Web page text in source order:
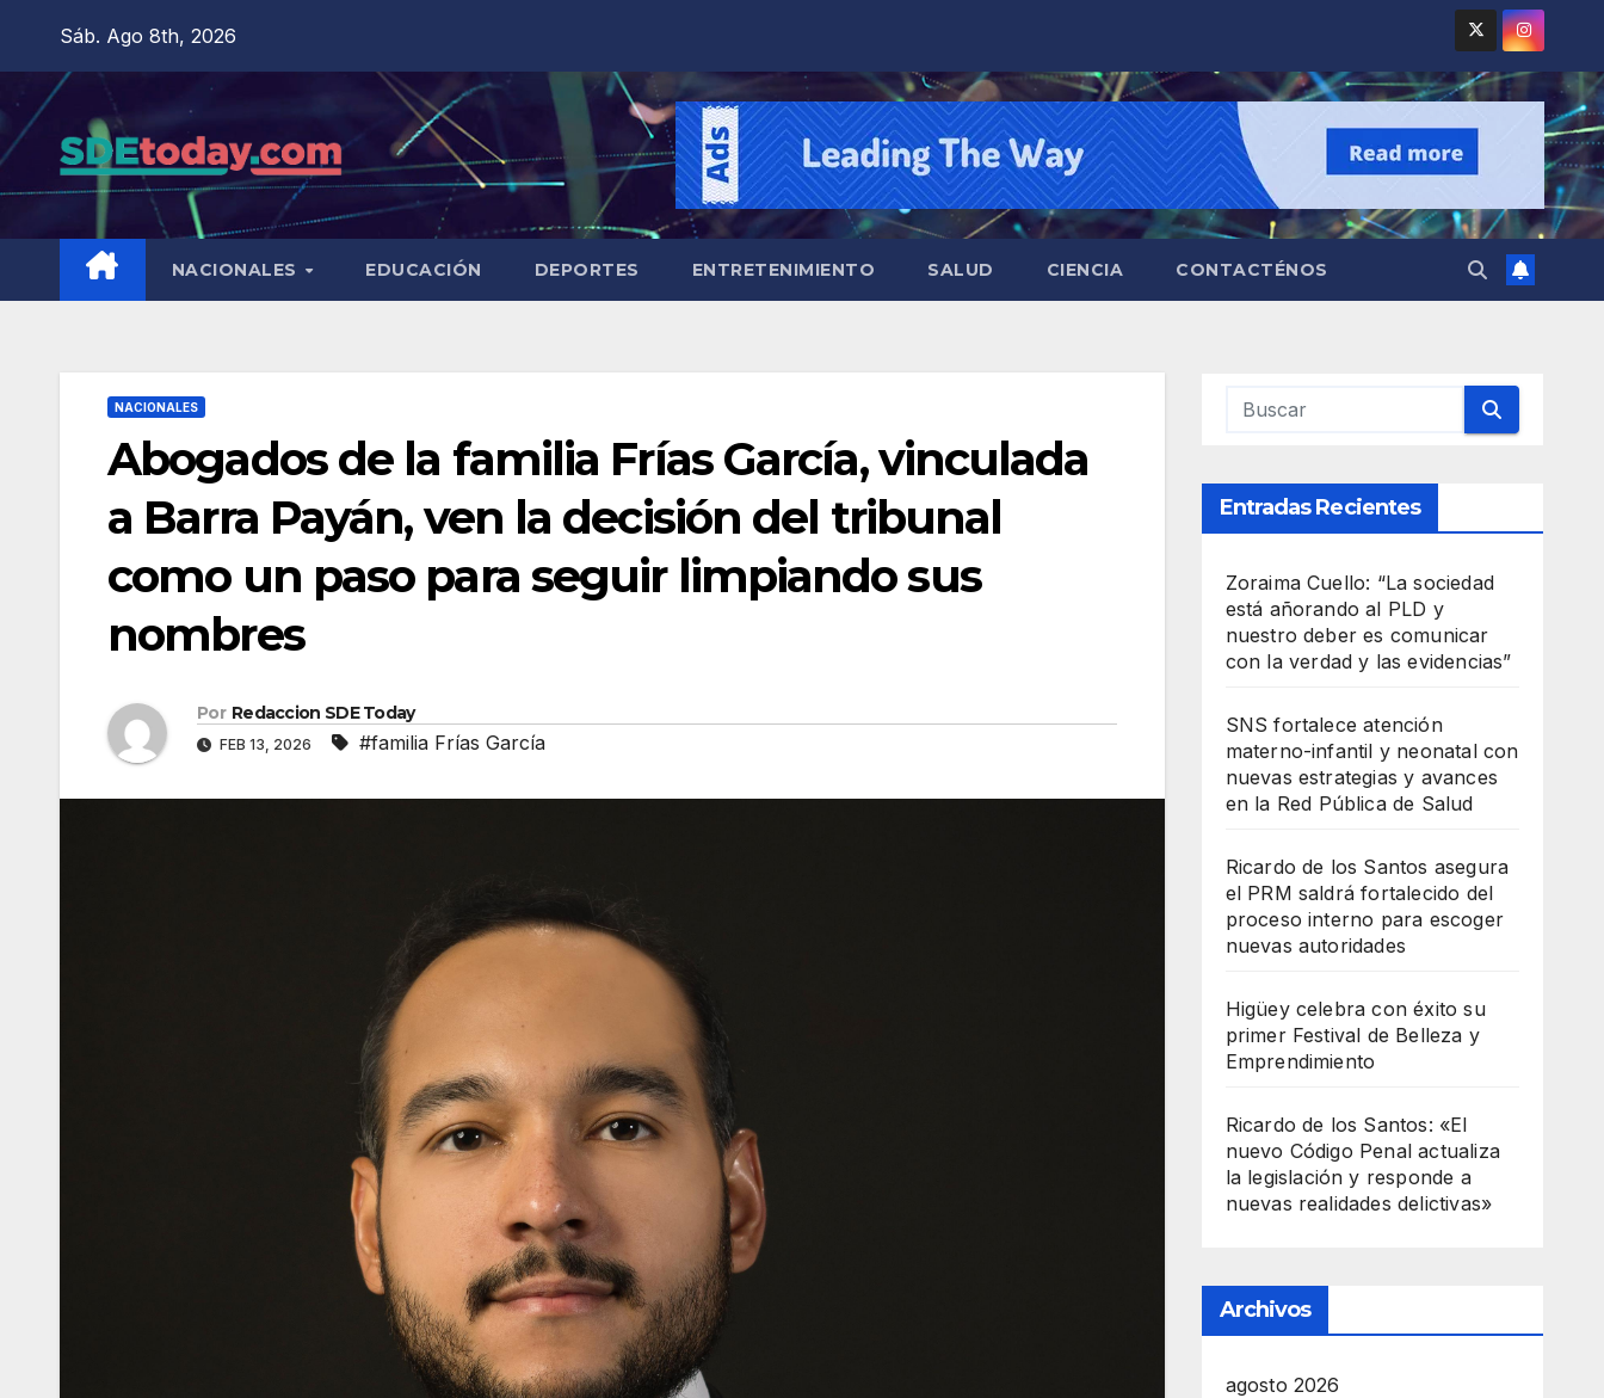
contenido
Sáb. Ago 8th, 2026
NACIONALES EDUCACIÓN DEPORTES ENTRETENIMIENTO SALUD CIENCIA CONTACTÉNOS
NACIONALES
Abogados de la familia Frías García, vinculada
a Barra Payán, ven la decisión del tribunal
como un paso para seguir limpiando sus
nombres
Por Redaccion SDE Today
FEB 13, 2026 #familia Frías García
Entradas Recientes
Zoraima Cuello: “La sociedad
está añorando al PLD y
nuestro deber es comunicar
con la verdad y las evidencias”
SNS fortalece atención
materno-infantil y neonatal con
nuevas estrategias y avances
en la Red Pública de Salud
Ricardo de los Santos asegura
el PRM saldrá fortalecido del
proceso interno para escoger
nuevas autoridades
Higüey celebra con éxito su
primer Festival de Belleza y
Emprendimiento
Ricardo de los Santos: «El
nuevo Código Penal actualiza
la legislación y responde a
nuevas realidades delictivas»
Archivos
agosto 2026